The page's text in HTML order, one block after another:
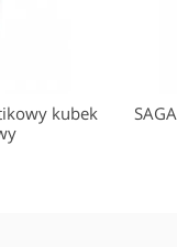
kubek